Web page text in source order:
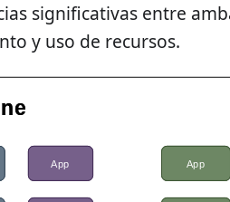
significativas entre
y uso de recursos.